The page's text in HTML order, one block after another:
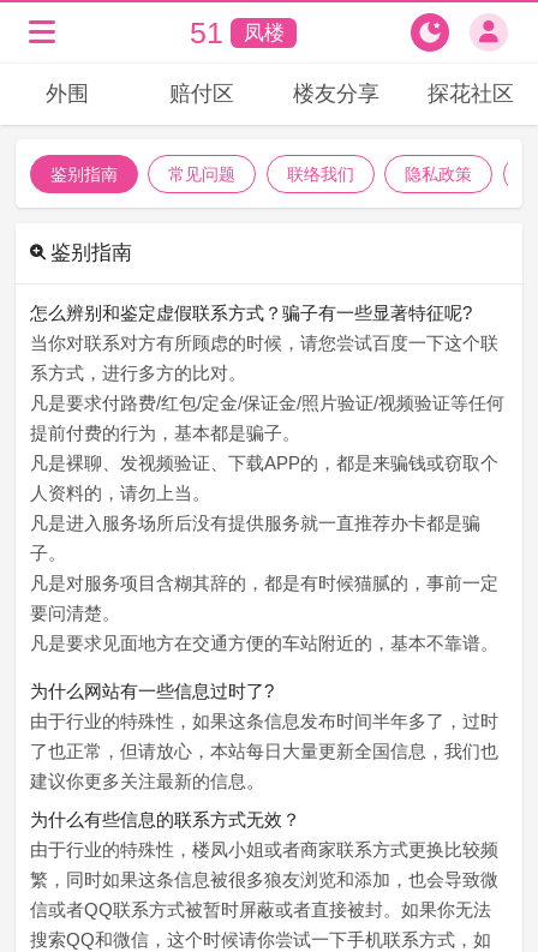
51 凤楼
外围 赔付区 楼友分享 探花社区
鉴别指南 常见问题 联络我们 隐私政策
鉴别指南
怎么辨别和鉴定虚假联系方式？骗子有一些显著特征呢?
当你对联系对方有所顾虑的时候，请您尝试百度一下这个联
系方式，进行多方的比对。
凡是要求付路费/红包/定金/保证金/照片验证/视频验证等任何
提前付费的行为，基本都是骗子。
凡是裸聊、发视频验证、下载APP的，都是来骗钱或窃取个
人资料的，请勿上当。
凡是进入服务场所后没有提供服务就一直推荐办卡都是骗
子。
凡是对服务项目含糊其辞的，都是有时候猫腻的，事前一定
要问清楚。
凡是要求见面地方在交通方便的车站附近的，基本不靠谱。
为什么网站有一些信息过时了?
由于行业的特殊性，如果这条信息发布时间半年多了，过时
了也正常，但请放心，本站每日大量更新全国信息，我们也
建议你更多关注最新的信息。
为什么有些信息的联系方式无效？
由于行业的特殊性，楼凤小姐或者商家联系方式更换比较频
繁，同时如果这条信息被很多狼友浏览和添加，也会导致微
信或者QQ联系方式被暂时屏蔽或者直接被封。如果你无法
搜索QQ和微信，这个时候请你尝试一下手机联系方式，如